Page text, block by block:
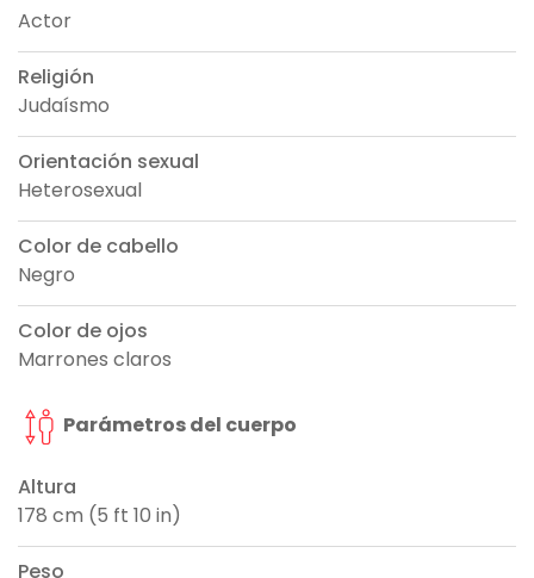
Actor
Religión
Judaísmo
Orientación sexual
Heterosexual
Color de cabello
Negro
Color de ojos
Marrones claros
Parámetros del cuerpo
Altura
178 cm (5 ft 10 in)
Peso